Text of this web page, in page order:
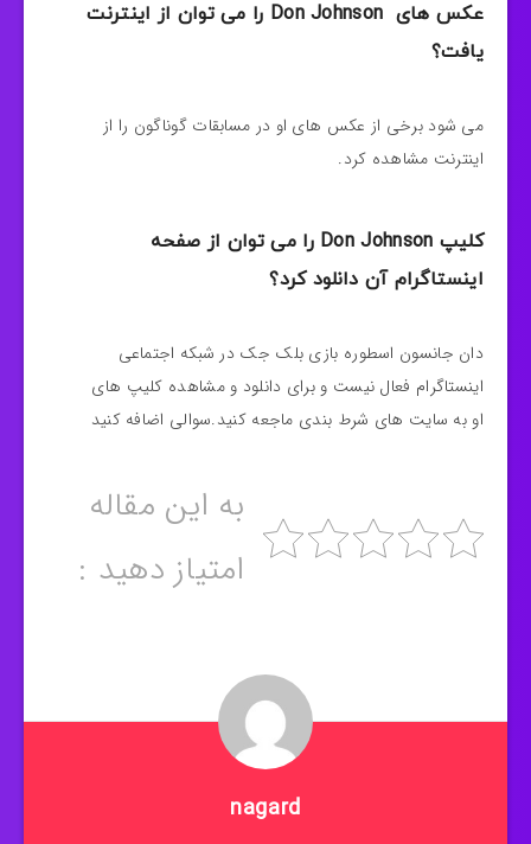
عکس های Don Johnson را می توان از اینترنت
یافت؟
می شود برخی از عکس های او در مسابقات گوناگون را از
اینترنت مشاهده کرد.
کلیپ Don Johnson را می توان از صفحه
اینستاگرام آن دانلود کرد؟
دان جانسون اسطوره بازی بلک جک در شبکه اجتماعی
اینستاگرام فعال نیست و برای دانلود و مشاهده کلیپ های
او به سایت های شرط بندی ماجعه کنید.سوالی اضافه کنید
به این مقاله
امتیاز دهید :
nagard